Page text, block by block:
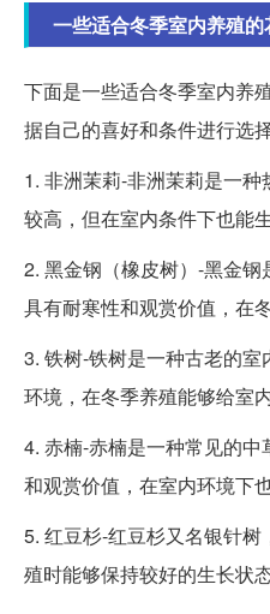
一些适合冬季室内养殖
下面是一些适合冬季室内养
据自己的喜好和条件进行选择
1. 非洲茉莉-非洲茉莉是一
较高，但在室内条件下也能生
2. 黑金钢（橡皮树）-黑金钢
具有耐寒性和观赏价值，在
3. 铁树-铁树是一种古老的
环境，在冬季养殖能够给室
4. 赤楠-赤楠是一种常见的
和观赏价值，在室内环境下
5. 红豆杉-红豆杉又名银针
殖时能够保持较好的生长状态